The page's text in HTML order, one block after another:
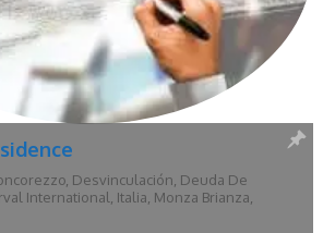
, Desvinculación, Deuda De
International, Italia, Monza Brianza,